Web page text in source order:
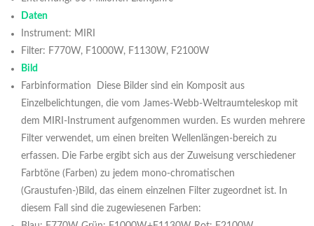
Daten
Instrument: MIRI
Filter: F770W, F1000W, F1130W, F2100W
Bild
Farbinformation Diese Bilder sind ein Komposit aus
Einzelbelichtungen, die vom James-Webb-Weltraumteleskop mit
dem MIRI-Instrument aufgenommen wurden. Es wurden mehrere
Filter verwendet, um einen breiten Wellenlängen-bereich zu
erfassen. Die Farbe ergibt sich aus der Zuweisung verschiedener
Farbtöne (Farben) zu jedem mono-chromatischen
(Graustufen-)Bild, das einem einzelnen Filter zugeordnet ist. In
diesem Fall sind die zugewiesenen Farben: